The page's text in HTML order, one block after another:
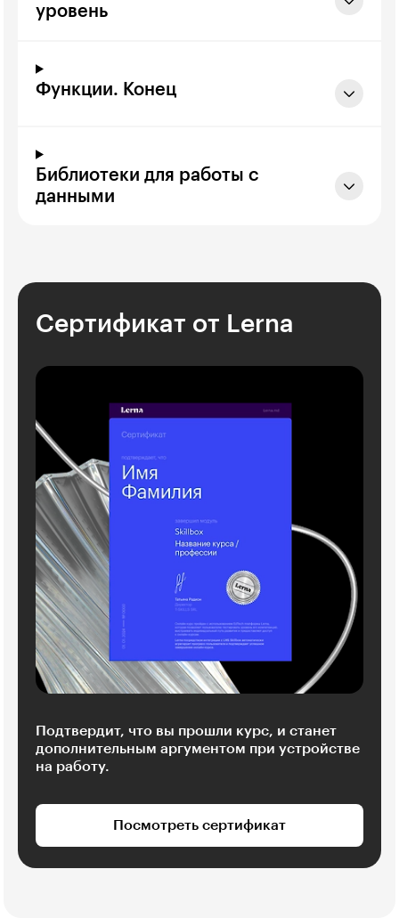
уровень
Функции. Конец
Библиотеки для работы с
данными
Сертификат от Lerna
Подтвердит, что вы прошли курс, и станет
дополнительным аргументом при устройстве
на работу.
Посмотреть сертификат